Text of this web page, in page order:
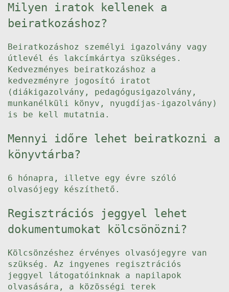
Milyen iratok kellenek a
beiratkozáshoz?
Beiratkozáshoz személyi igazolvány vagy
útlevél és lakcímkártya szükséges.
Kedvezményes beiratkozáshoz a
kedvezményre jogosító iratot
(diákigazolvány, pedagógusigazolvány,
munkanélküli könyv, nyugdíjas-igazolvány)
is be kell mutatnia.
Mennyi időre lehet beiratkozni a
könyvtárba?
6 hónapra, illetve egy évre szóló
olvasójegy készíthető.
Regisztrációs jeggyel lehet
dokumentumokat kölcsönözni?
Kölcsönzéshez érvényes olvasójegyre van
szükség. Az ingyenes regisztrációs
jeggyel látogatóinknak a napilapok
olvasására, a közösségi terek